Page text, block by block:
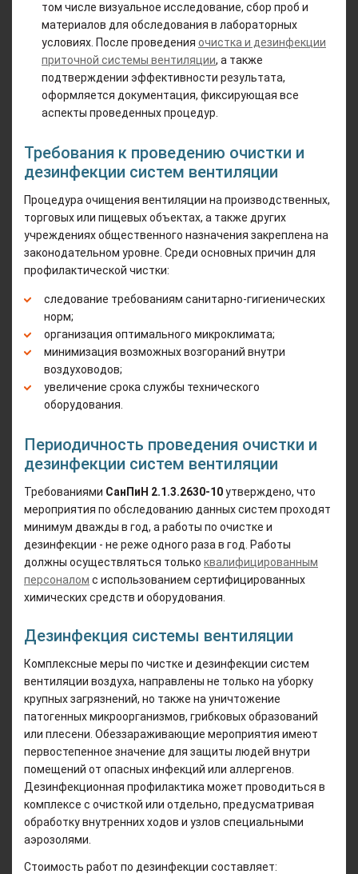
том числе визуальное исследование, сбор проб и
материалов для обследования в лабораторных
условиях. После проведения очистка и дезинфекции
приточной системы вентиляции, а также
подтверждении эффективности результата,
оформляется документация, фиксирующая все
аспекты проведенных процедур.
Требования к проведению очистки и
дезинфекции систем вентиляции
Процедура очищения вентиляции на производственных,
торговых или пищевых объектах, а также других
учреждениях общественного назначения закреплена на
законодательном уровне. Среди основных причин для
профилактической чистки:
следование требованиям санитарно-гигиенических
норм;
организация оптимального микроклимата;
минимизация возможных возгораний внутри
воздуховодов;
увеличение срока службы технического
оборудования.
Периодичность проведения очистки и
дезинфекции систем вентиляции
Требованиями СанПиН 2.1.3.2630-10утверждено, что
мероприятия по обследованию данных систем проходят
минимум дважды в год, а работы по очистке и
дезинфекции - не реже одного раза в год. Работы
должны осуществляться только квалифицированным
персоналом с использованием сертифицированных
химических средств и оборудования.
Дезинфекция системы вентиляции
Комплексные меры по чистке и дезинфекции систем
вентиляции воздуха, направлены не только на уборку
крупных загрязнений, но также на уничтожение
патогенных микроорганизмов, грибковых образований
или плесени. Обеззараживающие мероприятия имеют
первостепенное значение для защиты людей внутри
помещений от опасных инфекций или аллергенов.
Дезинфекционная профилактика может проводиться в
комплексе с очисткой или отдельно, предусматривая
обработку внутренних ходов и узлов специальными
аэрозолями.
Стоимость работ по дезинфекции составляет: